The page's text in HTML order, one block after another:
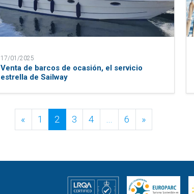
17/01/2025
Venta de barcos de ocasión, el servicio
estrella de Sailway
Posts navigation
« 1 2 3 4 … 6 »